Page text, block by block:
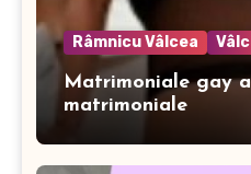
Râmnicu Vâlcea
Matrimoniale gay
matrimoniale